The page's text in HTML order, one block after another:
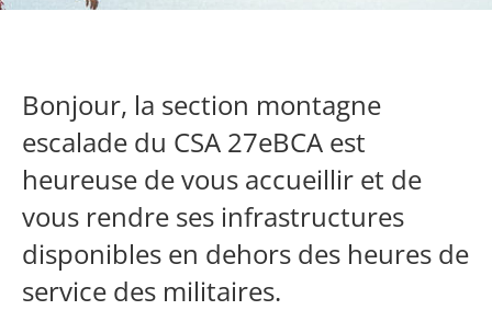
Bonjour, la section montagne
escalade du CSA 27eBCA est
heureuse de vous accueillir et de
vous rendre ses infrastructures
disponibles en dehors des heures de
service des militaires.